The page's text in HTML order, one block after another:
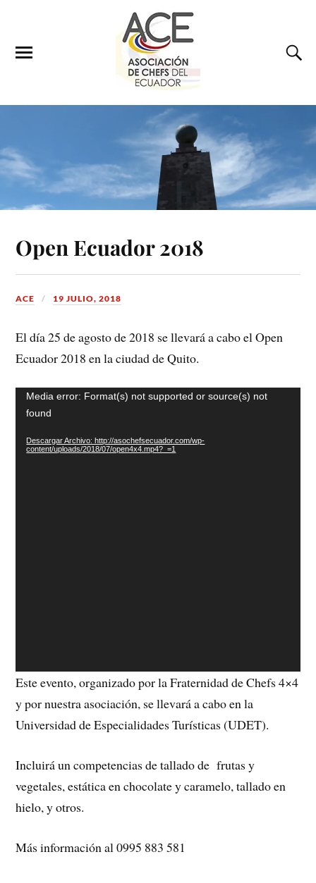
Open Ecuador 2018
ACE 19 JULIO, 2018
El día 25 de agosto de 2018 se llevará a cabo el Open
Ecuador 2018 en la ciudad de Quito.
Reproductor
de
Media error: Format(s) not supported or source(s) not
found
Descargar Archivo: http://asochefsecuador.com/wp-
content/uploads/2018/07/open4x4.mp4?_=1
Este evento, organizado por la Fraternidad de Chefs 4×4
y por nuestra asociación, se llevará a cabo en la
Universidad de Especialidades Turísticas (UDET).
Incluirá un competencias de tallado de frutas y
vegetales, estática en chocolate y caramelo, tallado en
hielo, y otros.
Más información al 0995 883 581